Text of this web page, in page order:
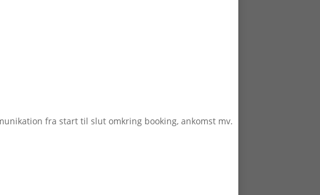
fra start til slut omkring booking, ankomst mv.